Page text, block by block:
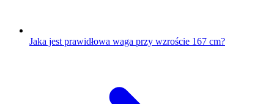
Jaka jest prawidłowa waga przy wzroście 167 cm?